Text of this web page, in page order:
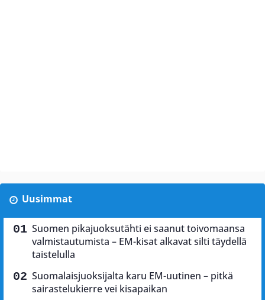
Uusimmat
Suomen pikajuoksutähti ei saanut toivomaansa
valmistautumista – EM-kisat alkavat silti täydellä
taistelulla
Suomalaisjuoksijalta karu EM-uutinen – pitkä
sairastelukierre vei kisapaikan